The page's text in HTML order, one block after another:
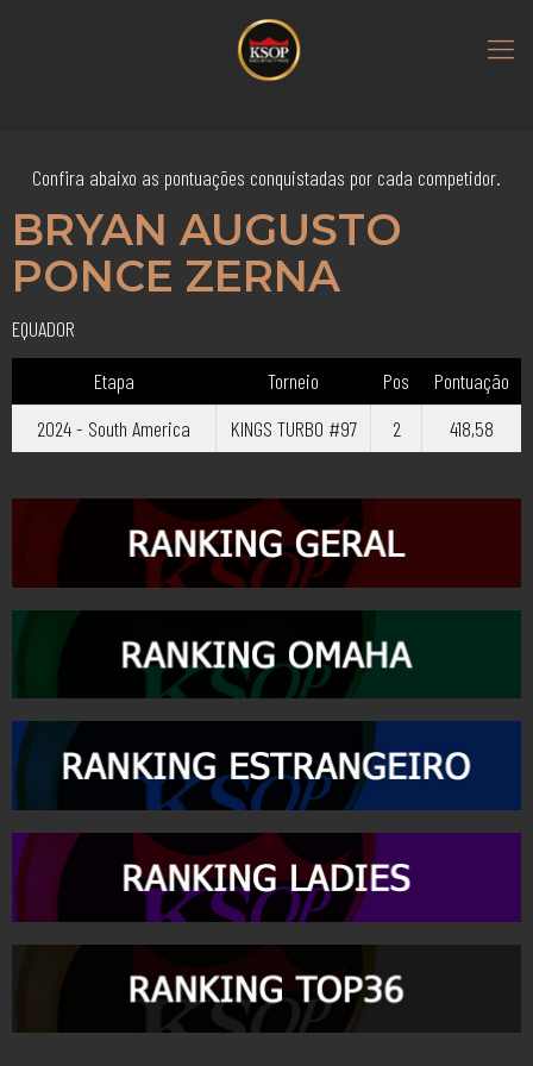
Confira abaixo as pontuações conquistadas por cada competidor.
BRYAN AUGUSTO
PONCE ZERNA
EQUADOR
Etapa
Torneio Pos
Pontuação
2024 - South America
KINGS TURBO #97 2 418,58